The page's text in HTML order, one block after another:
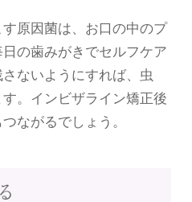
原因菌は、お口の中のプ
の歯みがきでセルフケア
ないようにすれば、虫
。インビザライン矯正後
ながるでしょう。